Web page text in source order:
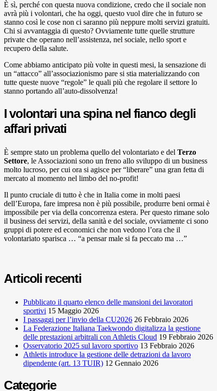
È sì, perché con questa nuova condizione, credo che il sociale non
avrà più i volontari, che ha oggi, questo vuol dire che in futuro se
stanno così le cose non ci saranno più neppure molti servizi gratuiti.
Chi si avvantaggia di questo? Ovviamente tutte quelle strutture
private che operano nell’assistenza, nel sociale, nello sport e
recupero della salute.
Come abbiamo anticipato più volte in questi mesi, la sensazione di
un “attacco” all’associazionismo pare si stia materializzando con
tutte queste nuove “regole” le quali più che regolare il settore lo
stanno portando all’auto-dissolvenza!
I volontari una spina nel fianco degli
affari privati
È sempre stato un problema quello del volontariato e del Terzo
Settore, le Associazioni sono un freno allo sviluppo di un business
molto lucroso, per cui ora si agisce per “liberare” una gran fetta di
mercato al momento nel limbo del no-profit!
Il punto cruciale di tutto è che in Italia come in molti paesi
dell’Europa, fare impresa non è più possibile, produrre beni ormai è
impossibile per via della concorrenza estera. Per questo rimane solo
il business dei servizi, della sanità e del sociale, ovviamente ci sono
gruppi di potere ed economici che non vedono l’ora che il
volontariato sparisca … “a pensar male si fa peccato ma …”
Articoli recenti
Pubblicato il quarto elenco delle mansioni dei lavoratori
sportivi 15 Maggio 2026
I passaggi per l’invio della CU2026 26 Febbraio 2026
La Federazione Italiana Taekwondo digitalizza la gestione
delle prestazioni arbitrali con Athletis Cloud 19 Febbraio 2026
Osservatorio 2025 sul lavoro sportivo 13 Febbraio 2026
Athletis introduce la gestione delle detrazioni da lavoro
dipendente (art. 13 TUIR) 12 Gennaio 2026
Categorie